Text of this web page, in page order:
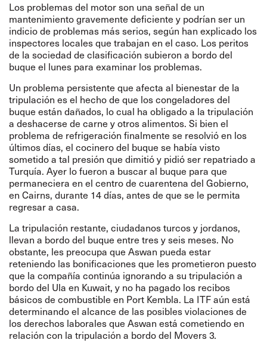
Los problemas del motor son una señal de un
mantenimiento gravemente deficiente y podrían ser un
indicio de problemas más serios, según han explicado los
inspectores locales que trabajan en el caso. Los peritos
de la sociedad de clasificación subieron a bordo del
buque el lunes para examinar los problemas.
Un problema persistente que afecta al bienestar de la
tripulación es el hecho de que los congeladores del
buque están dañados, lo cual ha obligado a la tripulación
a deshacerse de carne y otros alimentos. Si bien el
problema de refrigeración finalmente se resolvió en los
últimos días, el cocinero del buque se había visto
sometido a tal presión que dimitió y pidió ser repatriado a
Turquía. Ayer lo fueron a buscar al buque para que
permaneciera en el centro de cuarentena del Gobierno,
en Cairns, durante 14 días, antes de que se le permita
regresar a casa.
La tripulación restante, ciudadanos turcos y jordanos,
llevan a bordo del buque entre tres y seis meses. No
obstante, les preocupa que Aswan pueda estar
reteniendo las bonificaciones que les prometieron puesto
que la compañía continúa ignorando a su tripulación a
bordo del Ula en Kuwait, y no ha pagado los recibos
básicos de combustible en Port Kembla. La ITF aún está
determinando el alcance de las posibles violaciones de
los derechos laborales que Aswan está cometiendo en
relación con la tripulación a bordo del Movers 3.